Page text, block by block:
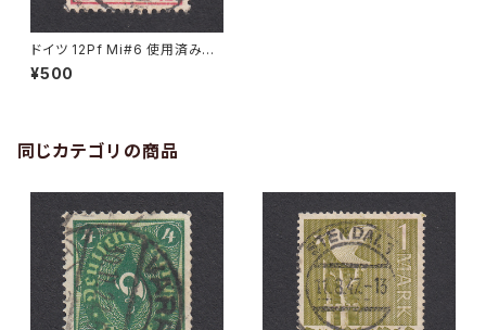
ドイツ 12Pf Mi#6 使用済み切
手｜BADEN-BADEN 18.1.194
6
¥500
同じカテゴリの商品